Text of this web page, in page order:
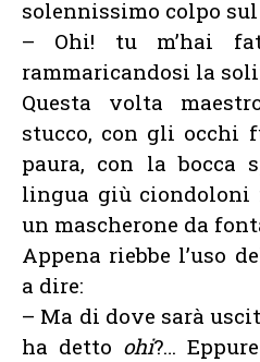
solennissimo colpo
– Ohi! tu m’hai
rammaricandosi la
Questa volta
stucco, con gli occhi
paura, con la bocca
lingua giù ciondoloni
un mascherone da
Appena riebbe l’uso
a dire:
– Ma di dove sarà
ha detto ohi?…